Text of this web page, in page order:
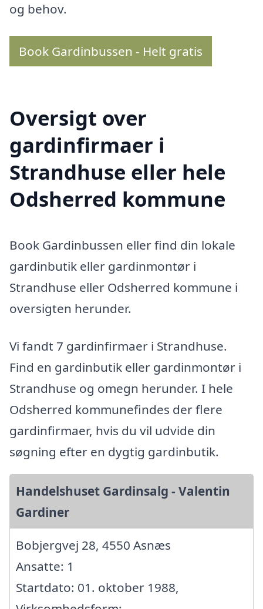
og behov.
Book Gardinbussen - Helt gratis
Oversigt over
gardinfirmaer i
Strandhuse eller hele
Odsherred kommune
Book Gardinbussen eller find din lokale
gardinbutik eller gardinmontør i
Strandhuse eller Odsherred kommune i
oversigten herunder.
Vi fandt 7 gardinfirmaer i Strandhuse.
Find en gardinbutik eller gardinmontør i
Strandhuse og omegn herunder. I hele
Odsherred kommunefindes der flere
gardinfirmaer, hvis du vil udvide din
søgning efter en dygtig gardinbutik.
Handelshuset Gardinsalg - Valentin
Gardiner
Bobjergvej 28, 4550 Asnæs
Ansatte: 1
Startdato: 01. oktober 1988,